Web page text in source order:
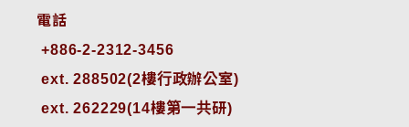
電話
ext. 288502(2樓行政辦公室)
ext. 262229(14樓第一共研)